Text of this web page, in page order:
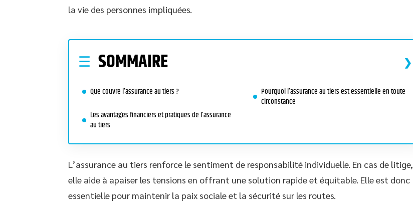
la vie des personnes impliquées.
SOMMAIRE
Que couvre l’assurance au tiers ?
Les avantages financiers et pratiques de l’assurance
au tiers
Pourquoi l’assurance au tiers est essentielle en toute
circonstance
L’assurance au tiers renforce le sentiment de responsabilité individuelle. En cas de litige,
elle aide à apaiser les tensions en offrant une solution rapide et équitable. Elle est donc
essentielle pour maintenir la paix sociale et la sécurité sur les routes.